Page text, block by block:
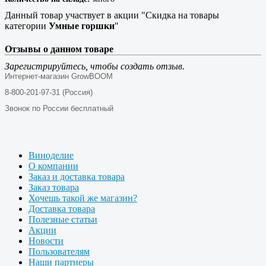
Данный товар участвует в акции "Скидка на товары
категории Умные горшки"
Отзывы о данном товаре
Зарегистрируйтесь, чтобы создать отзыв.
Интернет-магазин GrowBOOM
8-800-201-97-31 (Россия)
Звонок по России бесплатный
Виноделие
О компании
Заказ и доставка товара
Заказ товара
Хочешь такой же магазин?
Доставка товара
Полезные статьи
Акции
Новости
Пользователям
Наши партнеры